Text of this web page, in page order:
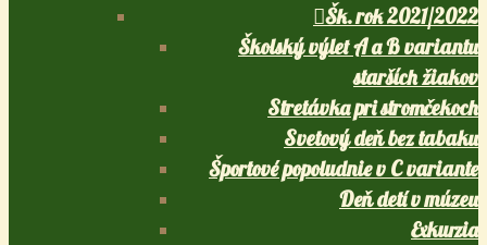
Šk. rok 2021/2022
Školský výlet A a B variantu
starších žiakov
Stretávka pri stromčekoch
Svetový deň bez tabaku
Športové popoludnie v C variante
Deň detí v múzeu
Exkurzia